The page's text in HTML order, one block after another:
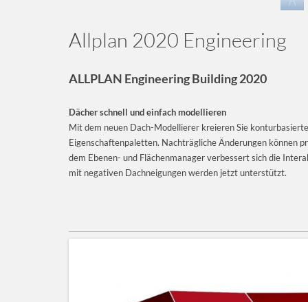
Allplan 2020 Engineering
ALLPLAN Engineering Building 2020
Dächer schnell und einfach modellieren
Mit dem neuen Dach-Modellierer kreieren Sie
Eigenschaftenpaletten. Nachträgliche Änderungen können
dem Ebenen- und Flächenmanager verbessert sich die
mit negativen Dachneigungen werden jetzt unterstützt.